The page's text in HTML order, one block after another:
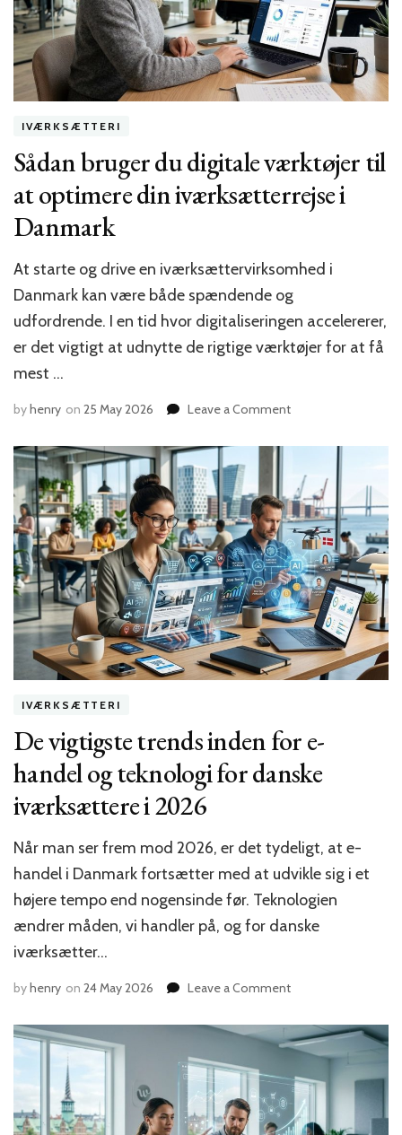
IVÆRKSÆTTERI
Sådan bruger du digitale værktøjer til
at optimere din iværksætterrejse i
Danmark
At starte og drive en iværksættervirksomhed i
Danmark kan være både spændende og
udfordrende. I en tid hvor digitaliseringen accelererer,
er det vigtigt at udnytte de rigtige værktøjer for at få
mest …
byhenry on 25 May 2026 Leave a Commenton
bruger
digitale
værktøjer
til
at
optimere
din
iværksætterrejse
i
Danmark
IVÆRKSÆTTERI
De vigtigste trends inden for e-
handel og teknologi for danske
iværksættere i 2026
Når man ser frem mod 2026, er det tydeligt, at e-
handel i Danmark fortsætter med at udvikle sig i et
højere tempo end nogensinde før. Teknologien
ændrer måden, vi handler på, og for danske
iværksætter…
byhenry on 24 May 2026 Leave a Commenton
vigtigste
trends
for
handel